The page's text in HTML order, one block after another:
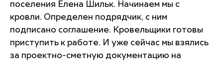
поселения Елена Шильк. Начинаем мы с
кровли. Определен подрядчик, с ним
подписано соглашение. Кровельщики готовы
приступить к работе. И уже сейчас мы взялись
за проектно-сметную документацию на